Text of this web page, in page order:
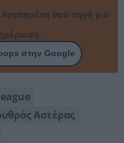
σου πηγή για
στην Google
Αστέρας